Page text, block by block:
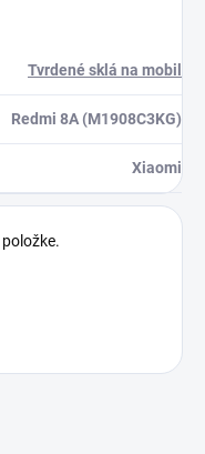
Tvrdené sklá na mobil
Redmi 8A (M1908C3KG)
Xiaomi